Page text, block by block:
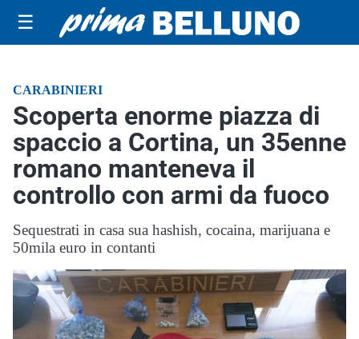
☰
CARABINIERI
Scoperta enorme piazza di
spaccio a Cortina, un 35enne
romano manteneva il
controllo con armi da fuoco
Sequestrati in casa sua hashish, cocaina, marijuana e
50mila euro in contanti